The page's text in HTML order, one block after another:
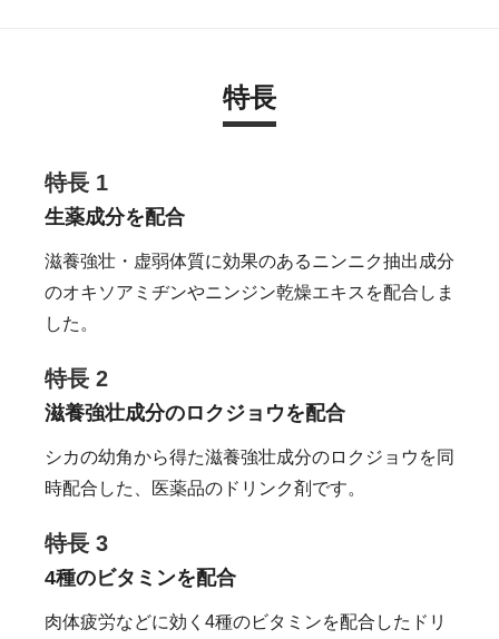
特長
特長 1
生薬成分を配合
滋養強壮・虚弱体質に効果のあるニンニク抽出成分
のオキソアミヂンやニンジン乾燥エキスを配合しま
した。
特長 2
滋養強壮成分のロクジョウを配合
シカの幼角から得た滋養強壮成分のロクジョウを同
時配合した、医薬品のドリンク剤です。
特長 3
4種のビタミンを配合
肉体疲労などに効く4種のビタミンを配合したドリ